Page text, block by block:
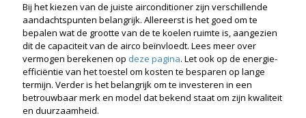
Bij het kiezen van de juiste airconditioner zijn verschillende
aandachtspunten belangrijk. Allereerst is het goed om te
bepalen wat de grootte van de te koelen ruimte is, aangezien
dit de capaciteit van de airco beïnvloedt. Lees meer over
vermogen berekenen op deze pagina. Let ook op de energie-
efficiëntie van het toestel om kosten te besparen op lange
termijn. Verder is het belangrijk om te investeren in een
betrouwbaar merk en model dat bekend staat om zijn kwaliteit
en duurzaamheid.